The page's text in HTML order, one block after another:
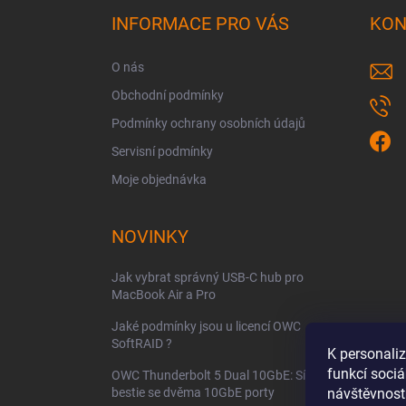
K
funkcí
INFORMACE PRO VÁS
O nás
Obchodní podmínky
Podmínky ochrany osobních údajů
Servisní podmínky
Moje objednávka
NOVINKY
Jak vybrat správný USB-C hub pro
MacBook Air a Pro
Jaké podmínky jsou u licencí OWC
SoftRAID ?
OWC Thunderbolt 5 Dual 10GbE: Síťová
bestie se dvěma 10GbE porty